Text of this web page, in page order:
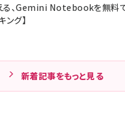
る、Gemini Notebookを無料
ング】
新着記事をもっと見る